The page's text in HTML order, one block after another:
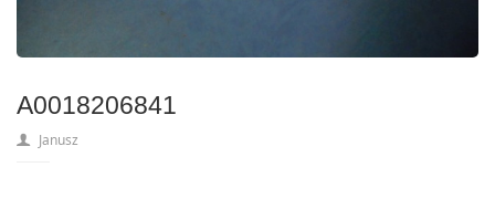
A0018206841
Janusz